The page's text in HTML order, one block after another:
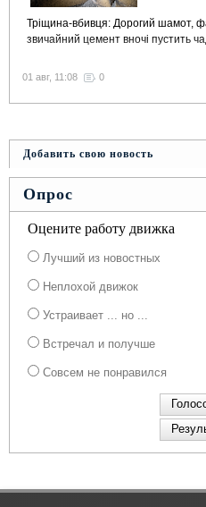
Тріщина-вбивця: Дорогий шамот,
звичайний цемент вночі пустить
01 авг, 11:08 0
Добавить свою новость
Опрос
Оцените работу движка
Лучший из новостных
Неплохой движок
Устраивает ... но ...
Встречал и получше
Совсем не понравился